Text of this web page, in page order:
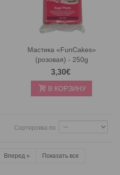
Мастика «FunCakes»
(розовая) - 250g
3,30€
В КОРЗИНУ
Сортировка по
Вперед » Показать все